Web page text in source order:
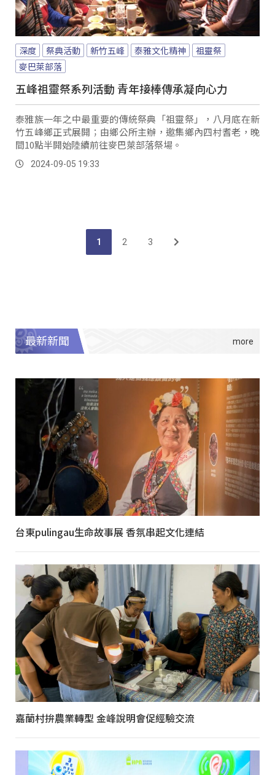
深度 祭典活動 新竹五峰 泰雅文化精神
祖靈祭
麥巴萊部落
五峰祖靈祭系列活動 青年接棒傳承凝向心力
泰雅族一年之中最重要的傳統祭典「祖靈祭」，八月底在新
竹五峰鄉正式展開；由鄉公所主辦，邀集鄉內四村耆老，晚
間10點半開始陸續前往麥巴萊部落祭場。
2024-09-05 19:33
1 2 3
最新新聞
台東pulingau生命故事展 香氛串起文化連結
嘉蘭村拚農業轉型 金峰說明會促經驗交流